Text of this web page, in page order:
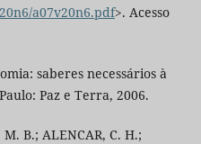
a07v20n6.pdf>. Acesso
saberes necessários à
Paz e Terra, 2006.
B.; ALENCAR, C. H.;